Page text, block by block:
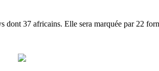
37 africains. Elle sera marquée par 22